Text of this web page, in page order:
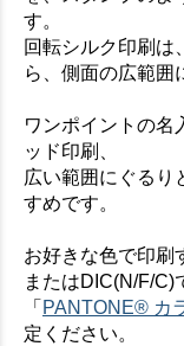
す。
回転シルク印刷は
ら、側面の広範囲
ワンポイントの名
ッド印刷、
広い範囲にぐるり
すめです。
お好きな色で印刷
またはDIC(N/F/C)
「 PANTONE® カ
定ください。